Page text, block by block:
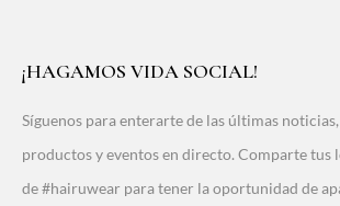
¡HAGAMOS VIDA SOCIAL!
Síguenos para enterarte de las últimas
productos y eventos en directo. Comparte tus
de #hairuwear para tener la oportunidad de